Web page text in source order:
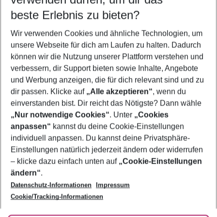
5-8 Nächte
2 Erwachsene Keine Kinder
Mehr Filter anzeigen
Footer
Footer navigation
Über uns
AGB
Bestpreisgarantie
Cookie-Einstellungen ändern
Cookie-Richtlinie
Agenturbetreuung
Barrierefreies Reisen
Folge uns
beste Erlebnis zu bieten?
Wir verwenden Cookies und ähnliche Technologien, um
unsere Webseite für dich am Laufen zu halten. Dadurch
können wir die Nutzung unserer Plattform verstehen und
verbessern, dir Support bieten sowie Inhalte, Angebote
und Werbung anzeigen, die für dich relevant sind und zu
dir passen. Klicke auf „Alle akzeptieren“, wenn du
einverstanden bist. Dir reicht das Nötigste? Dann wähle
„Nur notwendige Cookies“. Unter „Cookies
anpassen“ kannst du deine Cookie-Einstellungen
individuell anpassen. Du kannst deine Privatsphäre-
Einstellungen natürlich jederzeit ändern oder widerrufen
– klicke dazu einfach unten auf „Cookie-Einstellungen
ändern“.
Datenschutz-Informationen
Impressum
Cookie/Tracking-Informationen